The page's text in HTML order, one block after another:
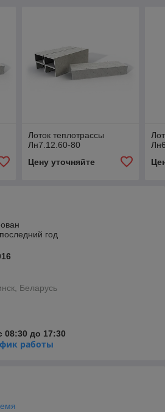
Лоток теплотрассы
Лн7.12.60-80
Цену уточняйте
год
Беларусь
08:30 до 17:30
работы